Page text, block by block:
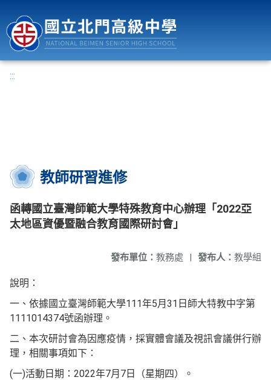
:::
教師研習進修
函轉國立臺灣師範大學特殊教育中心辦理「2022亞
太地區資優暨融合教育國際研討會」
發布人： 教學組
發布單位： 教務處 |
說明：
一、依據國立臺灣師範大學111年5月31日師大特教中字第
1111014374號函辦理。
二、本次研討會為因應疫情，採實體會議及視訊會議併行辦
理，相關事項如下：
(一)活動日期：2022年7月7日（星期四）。